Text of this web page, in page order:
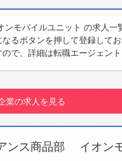
書類の書き方・面接対策な
バイルユニット の求人一
るボタンを押して登録して
で、詳細は転職エージェント
業の求人を見る
ス商品部 イオン